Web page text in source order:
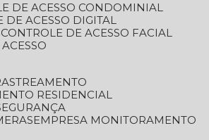
DE ACESSO CONDOMINIAL
DE ACESSO DIGITAL
CONTROLE DE ACESSO FACIAL
RESIDENCIAL
EMPRESA MONITORAMENTO